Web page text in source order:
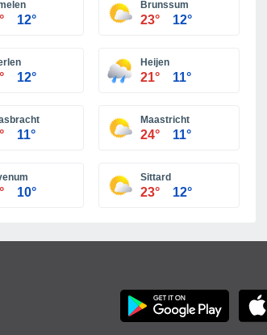
12°
Brunssum
23° 12°
12°
Heijen
21° 11°
11°
Maastricht
24° 11°
10°
Sittard
23° 12°